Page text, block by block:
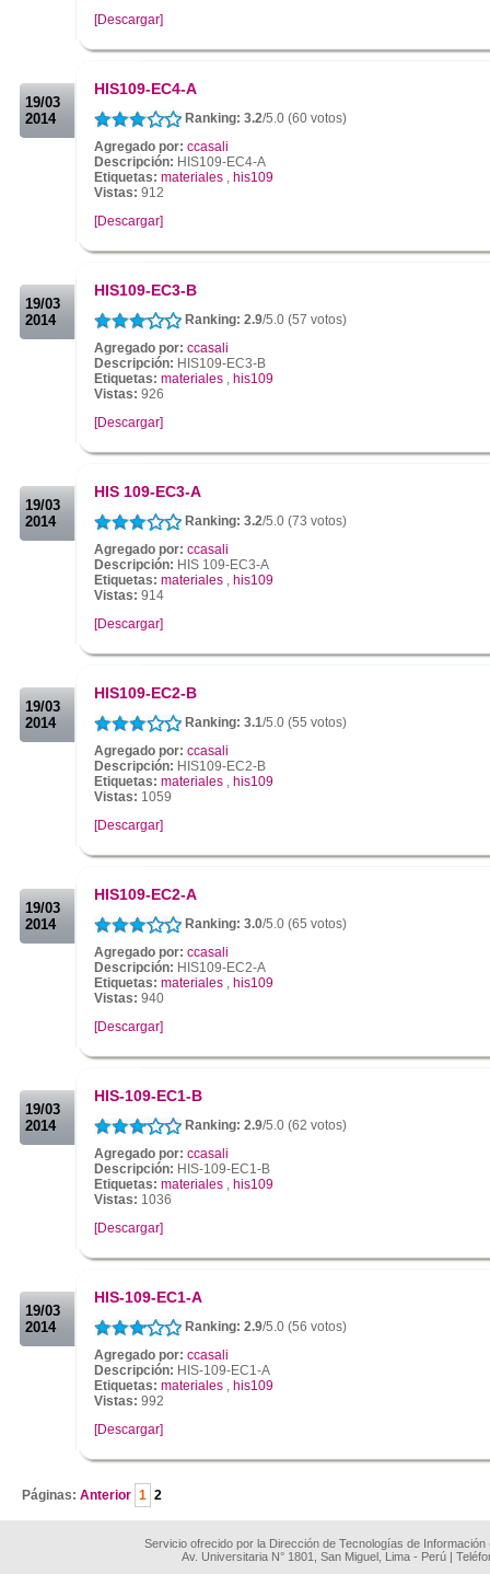
[Descargar]
19/03
2014
HIS109-EC4-A
Ranking: 3.2/5.0 (60 votos)
Agregado por: ccasali
Descripción: HIS109-EC4-A
Etiquetas: materiales , his109
Vistas: 912
[Descargar]
19/03
2014
HIS109-EC3-B
Ranking: 2.9/5.0 (57 votos)
Agregado por: ccasali
Descripción: HIS109-EC3-B
Etiquetas: materiales , his109
Vistas: 926
[Descargar]
19/03
2014
HIS 109-EC3-A
Ranking: 3.2/5.0 (73 votos)
Agregado por: ccasali
Descripción: HIS 109-EC3-A
Etiquetas: materiales , his109
Vistas: 914
[Descargar]
19/03
2014
HIS109-EC2-B
Ranking: 3.1/5.0 (55 votos)
Agregado por: ccasali
Descripción: HIS109-EC2-B
Etiquetas: materiales , his109
Vistas: 1059
[Descargar]
19/03
2014
HIS109-EC2-A
Ranking: 3.0/5.0 (65 votos)
Agregado por: ccasali
Descripción: HIS109-EC2-A
Etiquetas: materiales , his109
Vistas: 940
[Descargar]
19/03
2014
HIS-109-EC1-B
Ranking: 2.9/5.0 (62 votos)
Agregado por: ccasali
Descripción: HIS-109-EC1-B
Etiquetas: materiales , his109
Vistas: 1036
[Descargar]
19/03
2014
HIS-109-EC1-A
Ranking: 2.9/5.0 (56 votos)
Agregado por: ccasali
Descripción: HIS-109-EC1-A
Etiquetas: materiales , his109
Vistas: 992
[Descargar]
Páginas: Anterior 1 2
Servicio ofrecido por la Dirección de Tecnologías de
Av. Universitaria N° 1801, San Miguel, Lima - Perú |